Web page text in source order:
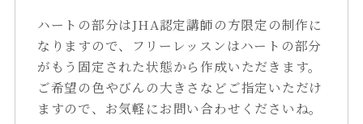
ハートの部分はJHA認定講師の方限定の制作に
なりますので、フリーレッスンはハートの部分
がもう固定された状態から作成いただきます。
ご希望の色やびんの大きさなどご指定いただけ
ますので、お気軽にお問い合わせくださいね。